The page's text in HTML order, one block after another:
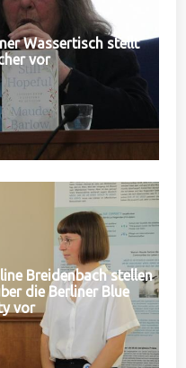
Wassertisch stellt
vor
Breidenbach stellen
die Berliner Blue
vor